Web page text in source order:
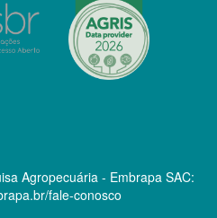
Agropecuária - Embrapa SAC:
fale-conosco